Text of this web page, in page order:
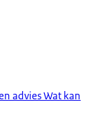
advies Wat kan